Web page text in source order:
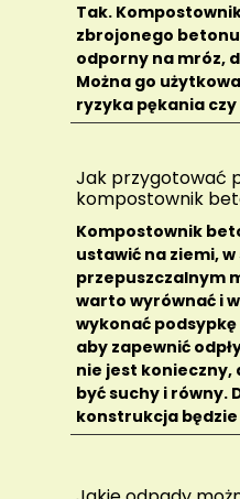
Tak.
zbrojonego
odporny na mróz,
Można go
ryzyka pękania
Jak przygotować
kompostownik
Kompostownik
ustawić na ziemi,
przepuszczalnym
warto wyrównać i
wykonać
aby zapewnić
nie jest
być suchy i równy.
konstrukcja